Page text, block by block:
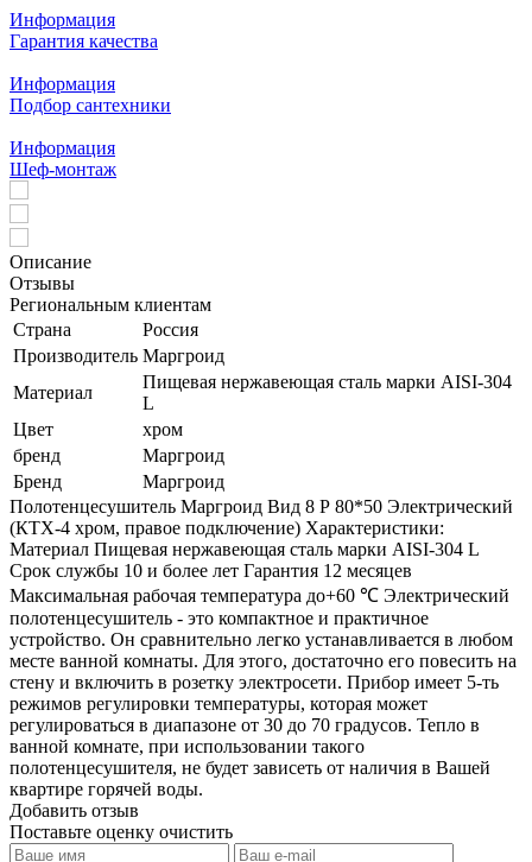
Информация
Гарантия качества
Информация
Подбор сантехники
Информация
Шеф-монтаж
Описание
Отзывы
Региональным клиентам
Страна
Россия
Производитель Маргроид
Материал
Пищевая нержавеющая сталь марки AISI-304
L
Цвет
хром
бренд
Маргроид
Бренд
Маргроид
Полотенцесушитель Маргроид Вид 8 Р 80*50 Электрический
(КТХ-4 хром, правое подключение) Характеристики:
Материал Пищевая нержавеющая сталь марки AISI-304 L
Срок службы 10 и более лет Гарантия 12 месяцев
Максимальная рабочая температура до+60 ℃ Электрический
полотенцесушитель - это компактное и практичное
устройство. Он сравнительно легко устанавливается в любом
месте ванной комнаты. Для этого, достаточно его повесить на
стену и включить в розетку электросети. Прибор имеет 5-ть
режимов регулировки температуры, которая может
регулироваться в диапазоне от 30 до 70 градусов. Тепло в
ванной комнате, при использовании такого
полотенцесушителя, не будет зависеть от наличия в Вашей
квартире горячей воды.
Добавить отзыв
Поставьте оценку очистить